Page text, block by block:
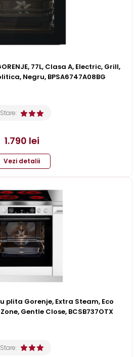
77L, Clasa A, Electric, Grill,
Negru, BPSA6747A08BG
Stare:
1.790 lei
Vezi detalii
plita Gorenje, Extra Steam, Eco
Gentle Close, BCSB737OTX
Stare: